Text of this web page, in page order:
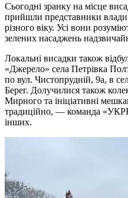
Сьогодні зранку на місце
прийшли представники
різного віку. Усі вони
зелених насаджень
Локальні висадки також
«Джерело» села Петрівка
по вул. Чистопрудній, 9а, в
Берег. Долучилися також
Мирного та ініціативні
традиційно, — команда
інших.